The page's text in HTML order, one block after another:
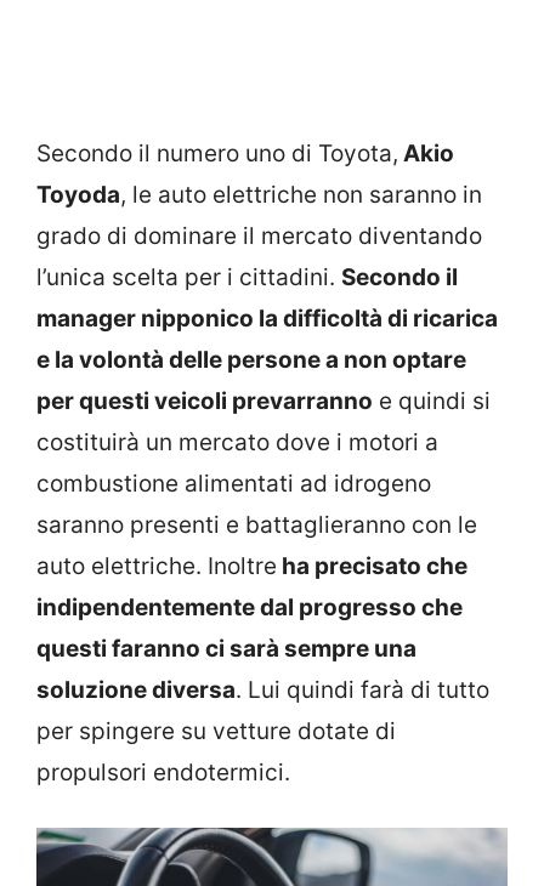
Secondo il numero uno di Toyota, Akio
Toyoda, le auto elettriche non saranno in
grado di dominare il mercato diventando
l’unica scelta per i cittadini. Secondo il
manager nipponico la difficoltà di ricarica
e la volontà delle persone a non optare
per questi veicoli prevarranno e quindi si
costituirà un mercato dove i motori a
combustione alimentati ad idrogeno
saranno presenti e battaglieranno con le
auto elettriche. Inoltre ha precisato che
indipendentemente dal progresso che
questi faranno ci sarà sempre una
soluzione diversa. Lui quindi farà di tutto
per spingere su vetture dotate di
propulsori endotermici.